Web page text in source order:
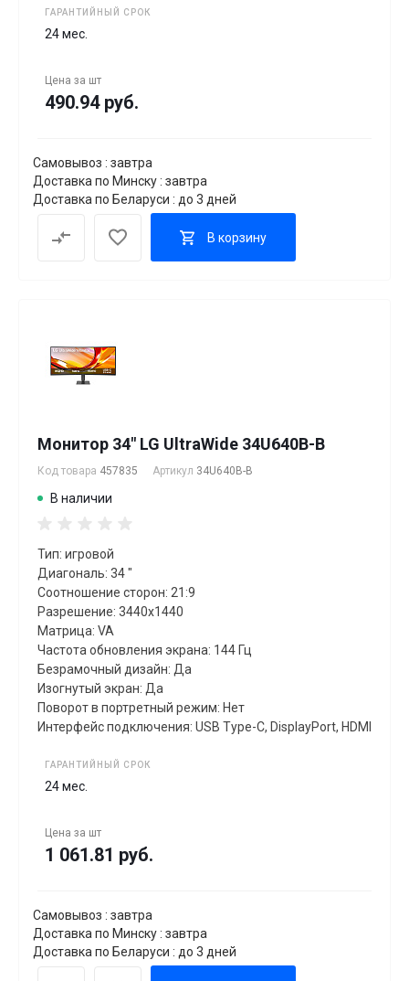
ГАРАНТИЙНЫЙ СРОК
24 мес.
Цена за шт
490.94 руб.
Самовывоз : завтра
Доставка по Минску : завтра
Доставка по Беларуси : до 3 дней
В корзину
Монитор 34" LG UltraWide 34U640B-B
Код товара 457835 Артикул 34U640B-B
В наличии
Тип: игровой
Диагональ: 34 "
Соотношение сторон: 21:9
Разрешение: 3440x1440
Матрица: VA
Частота обновления экрана: 144 Гц
Безрамочный дизайн: Да
Изогнутый экран: Да
Поворот в портретный режим: Нет
Интерфейс подключения: USB Type-C, DisplayPort, HDMI
ГАРАНТИЙНЫЙ СРОК
24 мес.
Цена за шт
1 061.81 руб.
Самовывоз : завтра
Доставка по Минску : завтра
Доставка по Беларуси : до 3 дней